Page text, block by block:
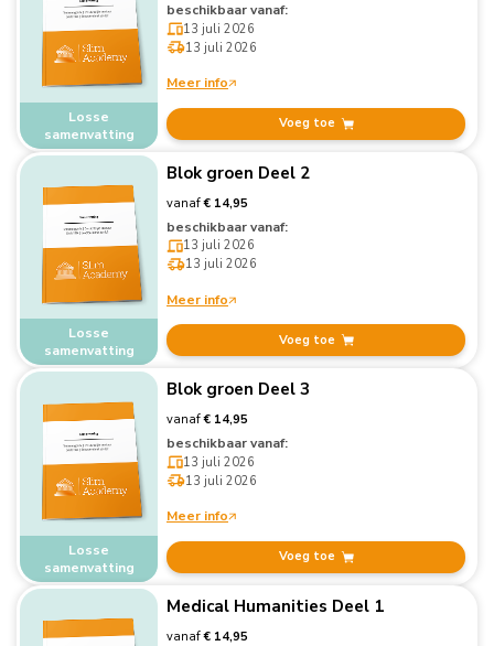
Losse
samenvatting
beschikbaar vanaf:
13 juli 2026
13 juli 2026
Meer info
Voeg toe
Losse
samenvatting
Blok groen Deel 2
vanaf€ 14,95
beschikbaar vanaf:
13 juli 2026
13 juli 2026
Meer info
Voeg toe
Losse
samenvatting
Blok groen Deel 3
vanaf€ 14,95
beschikbaar vanaf:
13 juli 2026
13 juli 2026
Meer info
Voeg toe
Medical Humanities Deel 1
vanaf€ 14,95